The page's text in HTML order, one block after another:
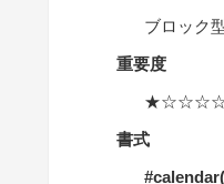
ブロック
重要度
書式
#calendar(